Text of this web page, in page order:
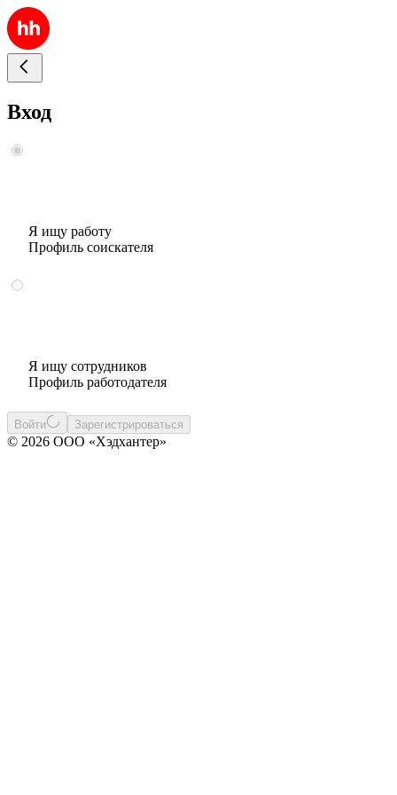
Вход
Я ищу работу
Профиль соискателя
Я ищу сотрудников
Профиль работодателя
Войти Зарегистрироваться
© 2026 ООО «Хэдхантер»